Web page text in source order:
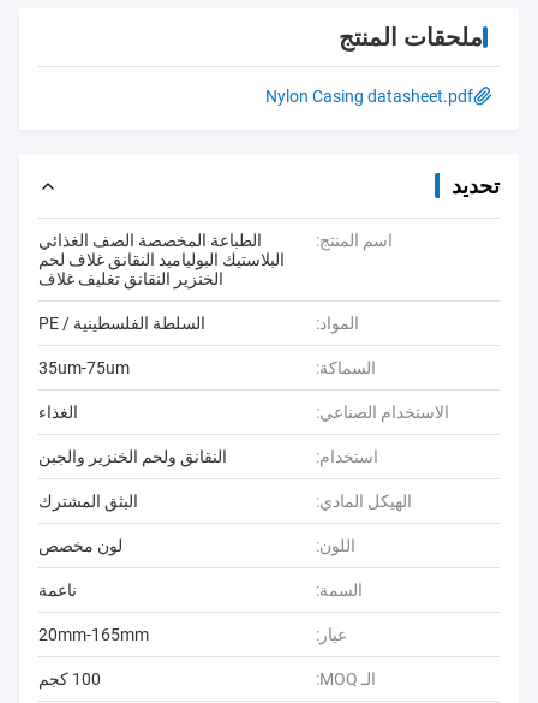
ملحقات المنتج
Nylon Casing datasheet.pdf
تحديد
اسم المنتج:
الطباعة المخصصة الصف الغذائي
البلاستيك البولياميد النقانق غلاف لحم
الخنزير النقانق تغليف غلاف
المواد: السلطة الفلسطينية / PE
السماكة: 35um-75um
الاستخدام الصناعي: الغذاء
استخدام: النقانق ولحم الخنزير والجبن
الهيكل المادي: البثق المشترك
اللون: لون مخصص
السمة: ناعمة
عيار: 20mm-165mm
الـ MOQ: 100 كجم